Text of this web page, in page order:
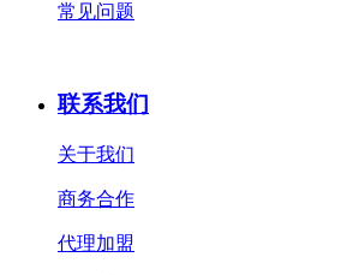
常见问题
联系我们
关于我们
商务合作
代理加盟